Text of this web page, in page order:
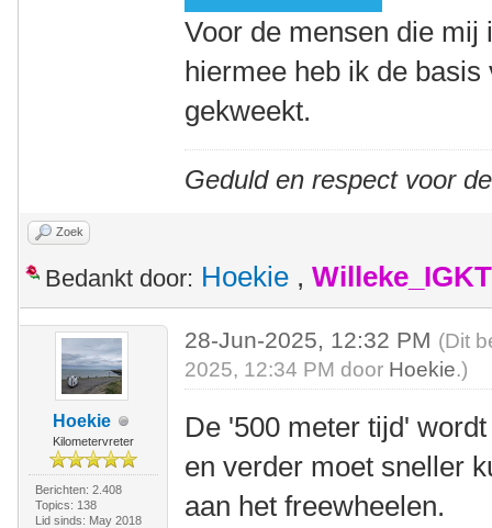
Voor de mensen die mij
hiermee heb ik de
gekweekt.
Geduld en respect voor
Zoek
Bedankt door: Hoekie , Willeke_IGKT
Hoekie
Kilometervreter
Berichten: 2.408
Topics: 138
Lid sinds: May 2018
28-Jun-2025, 12:32 PM (Dit
2025, 12:34 PM door Hoekie.)
De '500 meter tijd'
en verder moet sneller
aan het freewheelen.